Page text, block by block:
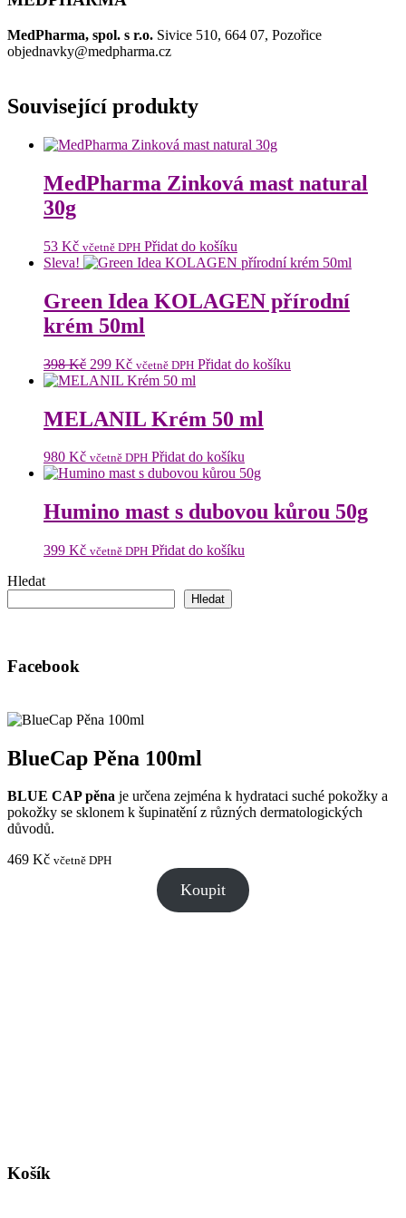
MedPharma, spol. s r.o. Sivice 510, 664 07, Pozořice
objednavky@medpharma.cz
Související produkty
MedPharma Zinková mast natural
30g
53 Kč včetně DPH Přidat do košíku
Sleva!
Green Idea KOLAGEN přírodní
krém 50ml
398Kč Původní
cena
398 Kč.
299 KčAktuální
cena
299 Kč.
včetně DPH Přidat do košíku
MELANIL Krém 50 ml
980 Kč včetně DPH Přidat do košíku
Humino mast s dubovou kůrou 50g
399 Kč včetně DPH Přidat do košíku
Hledat
Hledat
Facebook
BlueCap Pěna 100ml
BLUE CAP pěna je určena zejména k hydrataci suché pokožky a
pokožky se sklonem k šupinatění z různých dermatologických
důvodů.
469 Kč včetně DPH
Koupit
Košík